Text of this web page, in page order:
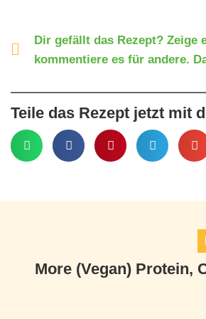
Dir gefällt das Rezept? Zeige
kommentiere es für andere.
Teile das Rezept jetzt mit
More (Vegan) Protein,